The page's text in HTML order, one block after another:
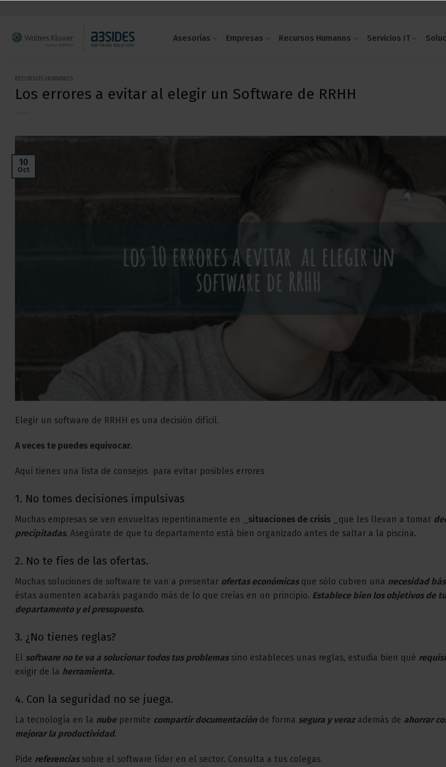
contenido
Asesorías Empresas Recursos Humanos Servicios IT
RECURSOS HUMANOS
Los errores a evitar al elegir un Software de RRHH
10
Oct
Elegir un software de RRHH es una decisión difícil.
A veces te puedes equivocar.
Aquí tienes una lista de consejos para evitar posibles errores
1. No tomes decisiones impulsivas
Muchas empresas se ven envueltas repentinamente en _ situaciones de crisis _que les llevan a tomar
precipitadas. Asegúrate de que tu departamento está bien organizado antes de saltar a la piscina.
2. No te fíes de las ofertas.
Muchas soluciones de software te van a presentar ofertas económicasque sólo cubren una necesidad
éstas aumenten acabarás pagando más de lo que creías en un principio. Establece bien los objetivos de tu
departamento y el presupuesto.
3. ¿No tienes reglas?
El software no te va a solucionar todos tus problemassino estableces unas reglas, estudia bien qué
exigir de la herramienta.
4. Con la seguridad no se juega.
La tecnología en la nubepermite compartir documentaciónde forma segura y verazademás de ahorrar
mejorar la productividad.
Pide referenciassobre el software líder en el sector. Consulta a tus colegas